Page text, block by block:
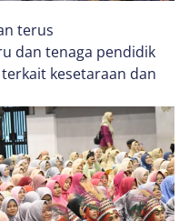
terus
dan tenaga pendidik
kesetaraan dan